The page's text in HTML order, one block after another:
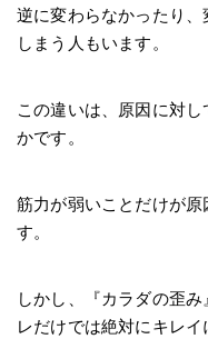
逆に変わらなかったり
しまう人もいます。
この違いは、原因に対
かです。
筋力が弱いことだけが
す。
しかし、『カラダの歪
レだけでは絶対にキレイ